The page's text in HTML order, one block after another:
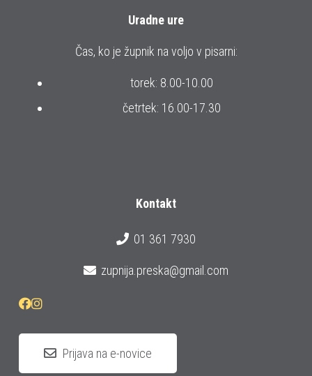
Uradne ure
Čas, ko je župnik na voljo v pisarni:
torek: 8.00-10.00
četrtek: 16.00-17.30
Kontakt
01 361 7930
zupnija.preska@gmail.com
Prijava na e-novice